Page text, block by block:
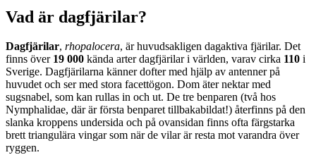
Vad är dagfjärilar?
Dagfjärilar, rhopalocera, är huvudsakligen dagaktiva fjärilar. Det
finns över 19 000 kända arter dagfjärilar i världen, varav cirka 110 i
Sverige. Dagfjärilarna känner dofter med hjälp av antenner på
huvudet och ser med stora facettögon. Dom äter nektar med
sugsnabel, som kan rullas in och ut. De tre benparen (två hos
Nymphalidae, där är första benparet tillbakabildat!) återfinns på den
slanka kroppens undersida och på ovansidan finns ofta färgstarka
brett triangulära vingar som när de vilar är resta mot varandra över
ryggen.